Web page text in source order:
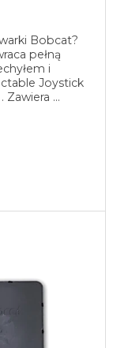
Bobcat?
pełną
i
Joystick
Zawiera ...